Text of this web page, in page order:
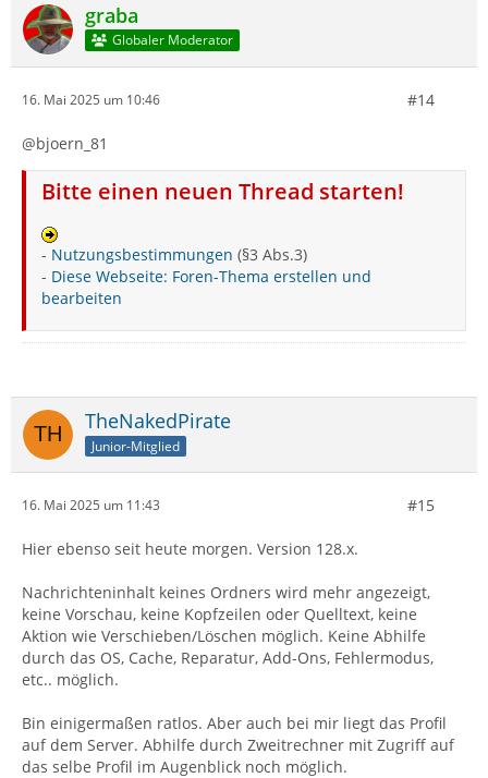
graba
Globaler Moderator
16. Mai 2025 um 10:46 #14
@bjoern_81
Bitte einen neuen Thread starten!
- Nutzungsbestimmungen (§3 Abs.3)
- Diese Webseite: Foren-Thema erstellen und
bearbeiten
TheNakedPirate
Junior-Mitglied
16. Mai 2025 um 11:43 #15
Hier ebenso seit heute morgen. Version 128.x.
Nachrichteninhalt keines Ordners wird mehr angezeigt,
keine Vorschau, keine Kopfzeilen oder Quelltext, keine
Aktion wie Verschieben/Löschen möglich. Keine Abhilfe
durch das OS, Cache, Reparatur, Add-Ons, Fehlermodus,
etc.. möglich.
Bin einigermaßen ratlos. Aber auch bei mir liegt das Profil
auf dem Server. Abhilfe durch Zweitrechner mit Zugriff auf
das selbe Profil im Augenblick noch möglich.